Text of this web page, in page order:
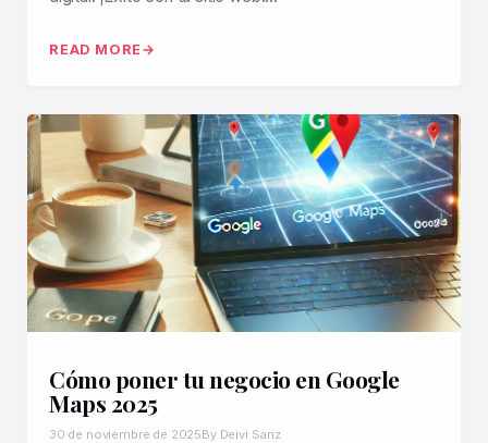
READ MORE
Cómo poner tu negocio en Google
Maps 2025
30 de noviembre de 2025By Deivi Sanz